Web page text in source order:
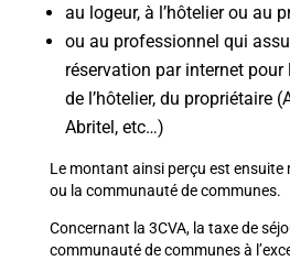
au logeur, à l’hôtelier ou au
ou au professionnel qui
réservation par internet pour
de l’hôtelier, du propriétaire
Abritel, etc…)
Le montant ainsi perçu est ensuite
ou la communauté de communes.
Concernant la 3CVA, la taxe de
communauté de communes à